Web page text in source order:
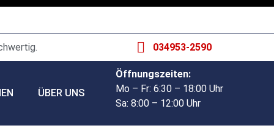
034953-2590
ÜBER UNS
Öffnungszeiten:
Mo – Fr: 6:30 – 18:00 Uhr
Sa: 8:00 – 12:00 Uhr